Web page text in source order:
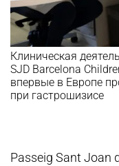
Клиническая
SJD Barcelona
впервые в Европе
при гастрошизисе
Passeig Sant Joan